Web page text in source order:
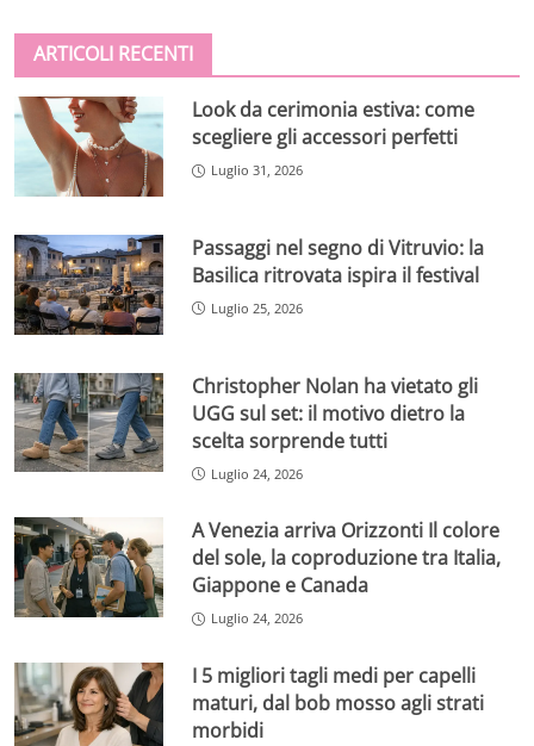
ARTICOLI RECENTI
Look da cerimonia estiva: come
scegliere gli accessori perfetti
Luglio 31, 2026
Passaggi nel segno di Vitruvio: la
Basilica ritrovata ispira il festival
Luglio 25, 2026
Christopher Nolan ha vietato gli
UGG sul set: il motivo dietro la
scelta sorprende tutti
Luglio 24, 2026
A Venezia arriva Orizzonti Il colore
del sole, la coproduzione tra Italia,
Giappone e Canada
Luglio 24, 2026
I 5 migliori tagli medi per capelli
maturi, dal bob mosso agli strati
morbidi